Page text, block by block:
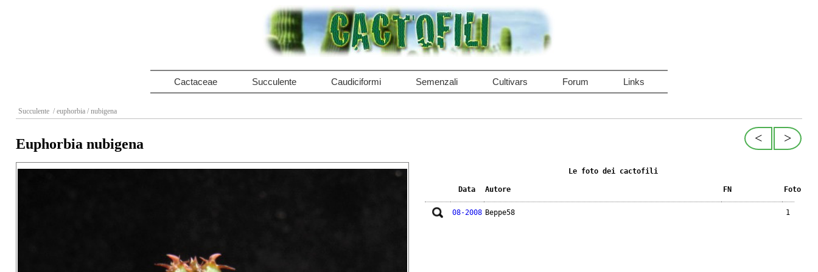
Cactaceae Succulente Caudiciformi Semenzali Cultivars Forum Links
Succulente / euphorbia / nubigena
>
<
Euphorbia nubigena
Le foto dei cactofili
Data Autore FN Foto
08-2008 Beppe58 1